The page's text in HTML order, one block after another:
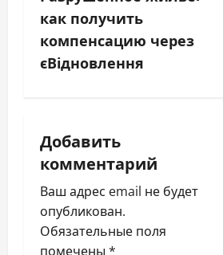
г
а
я
п
о
как получить
компенсацию через
єВідновлення
Добавить
комментарий
Ваш адрес email не будет
опубликован.
Обязательные поля
помечены *